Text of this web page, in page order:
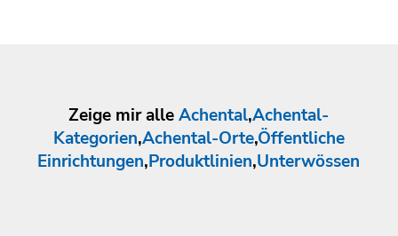
Zeige mir alleAchental,Achental-
Kategorien,Achental-Orte,Öffentliche
Einrichtungen,Produktlinien,Unterwössen